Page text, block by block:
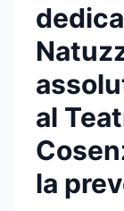
al
la